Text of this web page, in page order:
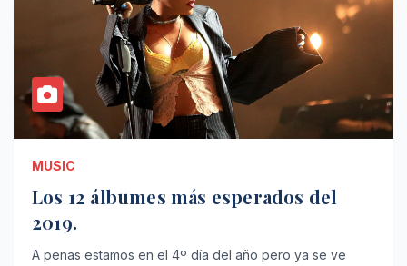
MUSIC
Los 12 álbumes más esperados del
2019.
A penas estamos en el 4º día del año pero ya se ve